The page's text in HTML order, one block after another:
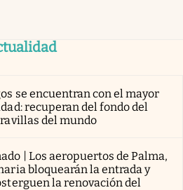
se encuentran con el mayor
recuperan del fondo del
del mundo
| Los aeropuertos de Palma,
bloquearán la entrada y
la renovación del